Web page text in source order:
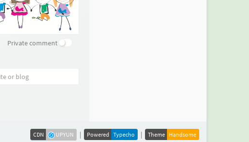
Private comment
CDN UPYUN | Powered Typecho | Theme Handsome